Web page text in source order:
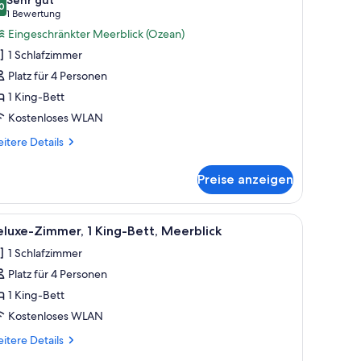
von 10
1 Bewertung
(1
Bewertung)
Eingeschränkter Meerblick (Ozean)
1 Schlafzimmer
Platz für 4 Personen
1 King-Bett
Kostenloses WLAN
Details
Preise anzeigen
einem kleinen Tisch, einem Deckenventilator und einem großen
Ein Hotelzimmer mit einem großen Bett,
5 Zimmer, 1 King-Bett, Meerblick
1 Schlafzimmer
Platz für 4 Personen
1 King-Bett
Kostenloses WLAN
Details